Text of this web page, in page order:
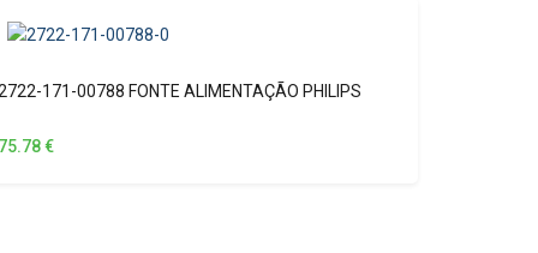
171-00788 FONTE ALIMENTAÇÃO PHILIPS
75.78€